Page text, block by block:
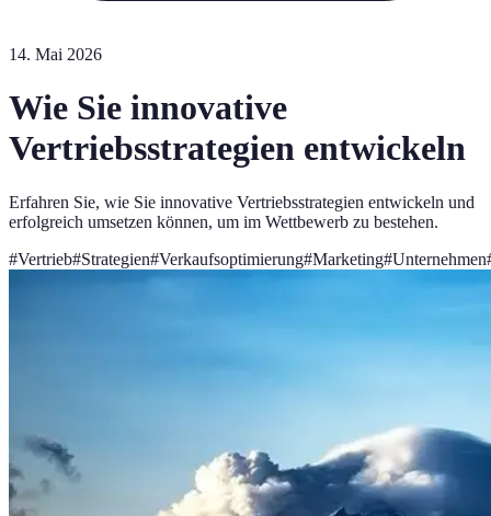
14. Mai 2026
Wie Sie innovative
Vertriebsstrategien entwickeln
Erfahren Sie, wie Sie innovative Vertriebsstrategien entwickeln und
erfolgreich umsetzen können, um im Wettbewerb zu bestehen.
#Vertrieb#Strategien#Verkaufsoptimierung#Marketing#Unternehmen